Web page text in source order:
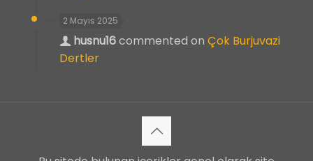
2 Mayıs 2025
husnu16commented on Çok Burjuvazi
Dertler